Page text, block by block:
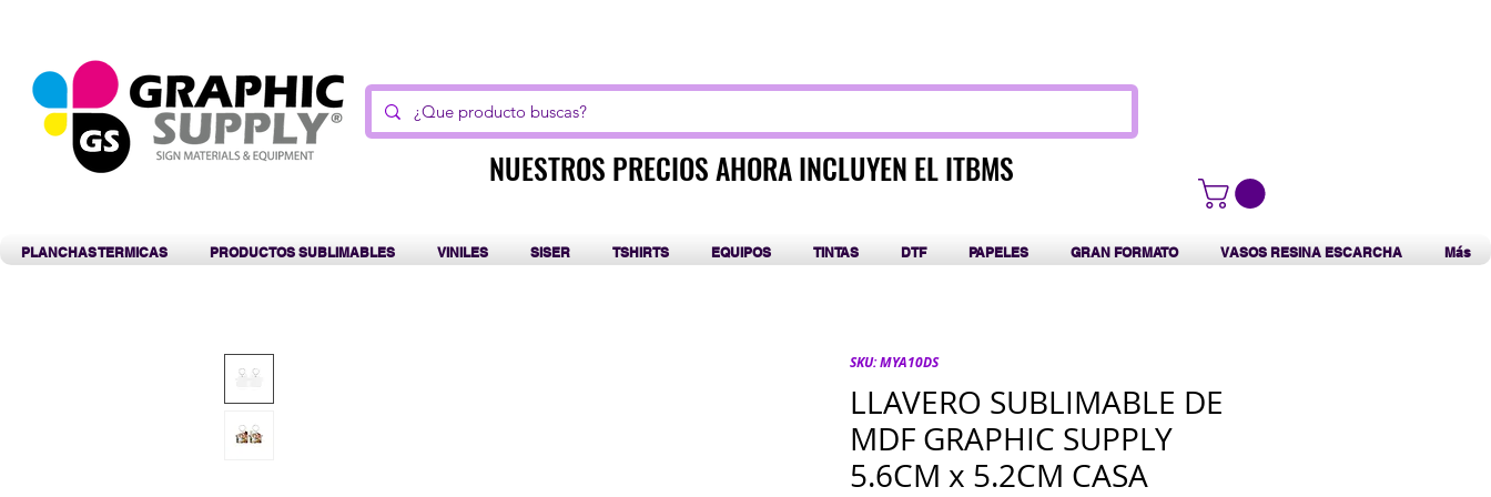
NUESTROS PRECIOS AHORA INCLUYEN EL ITBMS
NUESTROS PRECIOS AHORA INCLUYEN EL ITBMS
PLANCHAS TERMICAS PRODUCTOS SUBLIMABLES VINILES SISER TSHIRTS EQUIPOS TINTAS DTF PAPELES GRAN FORMATO VASOS RESINA ESCARCHA Más
SKU: MYA10DS
LLAVERO SUBLIMABLE DE
MDF GRAPHIC SUPPLY
5.6CM x 5.2CM CASA